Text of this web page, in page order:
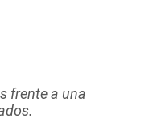
frente a una